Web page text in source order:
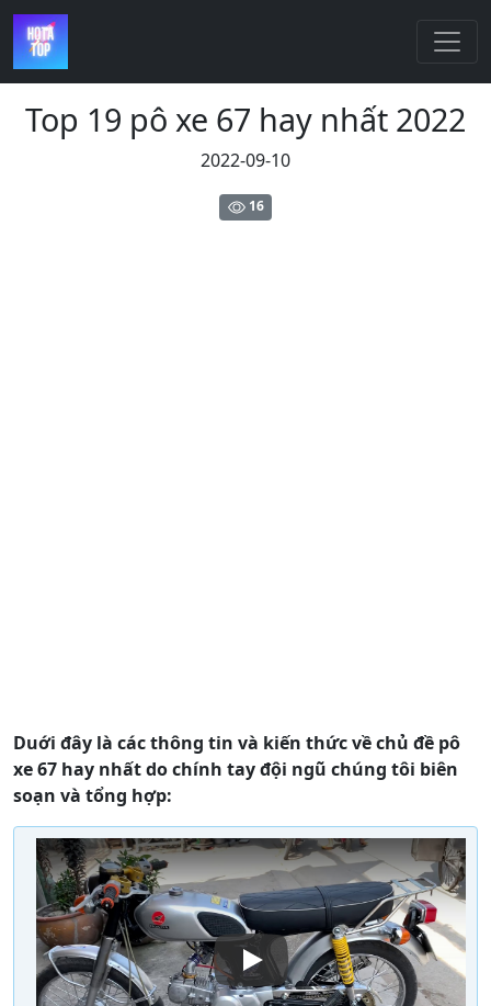
Top 19 pô xe 67 hay nhất 2022
2022-09-10
16
Duới đây là các thông tin và kiến thức về chủ đề pô
xe 67 hay nhất do chính tay đội ngũ chúng tôi biên
soạn và tổng hợp: